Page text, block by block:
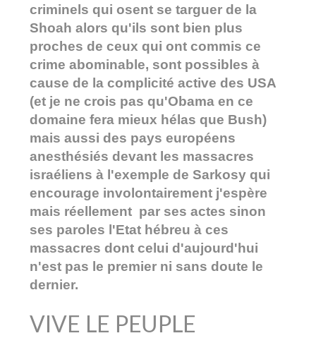
criminels qui osent se targuer de la
Shoah alors qu'ils sont bien plus
proches de ceux qui ont commis ce
crime abominable, sont possibles à
cause de la complicité active des USA
(et je ne crois pas qu'Obama en ce
domaine fera mieux hélas que Bush)
mais aussi des pays européens
anesthésiés devant les massacres
israéliens à l'exemple de Sarkosy qui
encourage involontairement j'espère
mais réellement par ses actes sinon
ses paroles l'Etat hébreu à ces
massacres dont celui d'aujourd'hui
n'est pas le premier ni sans doute le
dernier.
VIVE LE PEUPLE